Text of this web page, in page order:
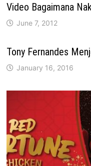
Video Bagaimana
June 7, 2012
Tony Fernandes
January 16, 2016